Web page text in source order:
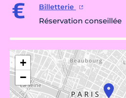
Billetterie
Réservation conseillée
+
−